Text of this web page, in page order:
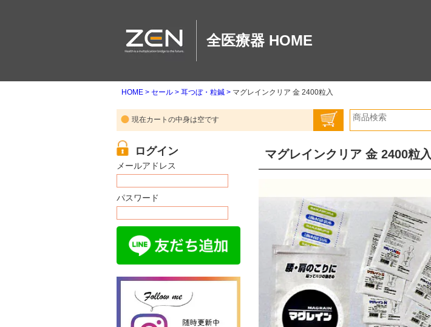
全医療器 HOME
HOME セール 耳つぼ・粒鍼 マグレインクリア 金 2400粒入
現在カートの中身は空です
マグレインクリア 金 2400粒入
メールアドレス
パスワード